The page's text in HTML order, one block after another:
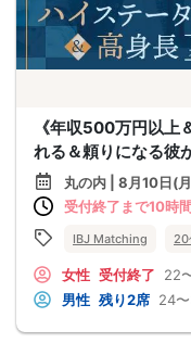
《年収500万円以上
れる＆頼りになる彼
丸の内 | 8月10日(
受付終了まで10時間
IBJ Matching 20
女性 受付終了 22
男性 残り2席 24